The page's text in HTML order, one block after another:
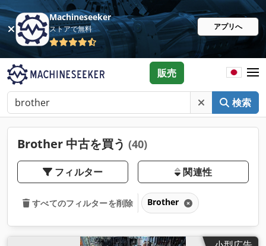
Machineseeker
ストアで無料 アプリへ
検索
販売
Brother 中古を買う (40)
フィルター 関連性
すべてのフィルターを削除 Brother